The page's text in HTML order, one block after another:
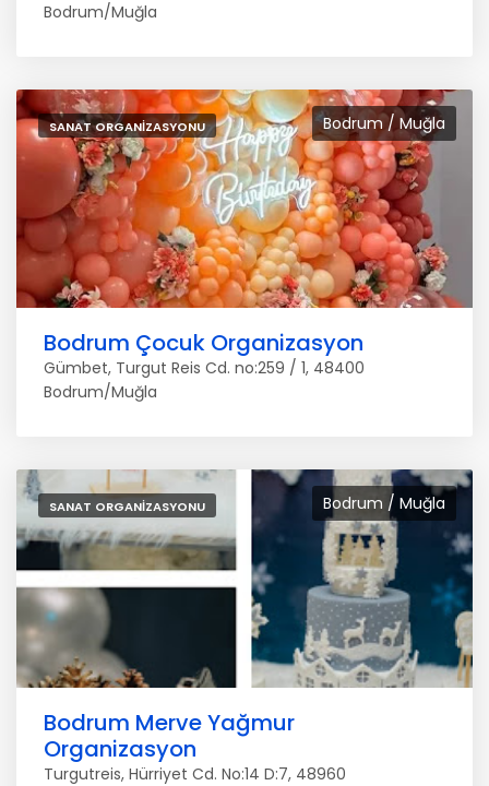
Bodrum/Muğla
Bodrum / Muğla
SANAT ORGANIZASYONU
Bodrum Çocuk Organizasyon
Gümbet, Turgut Reis Cd. no:259 / 1, 48400
Bodrum/Muğla
Bodrum / Muğla
SANAT ORGANIZASYONU
Bodrum Merve Yağmur
Organizasyon
Turgutreis, Hürriyet Cd. No:14 D:7, 48960